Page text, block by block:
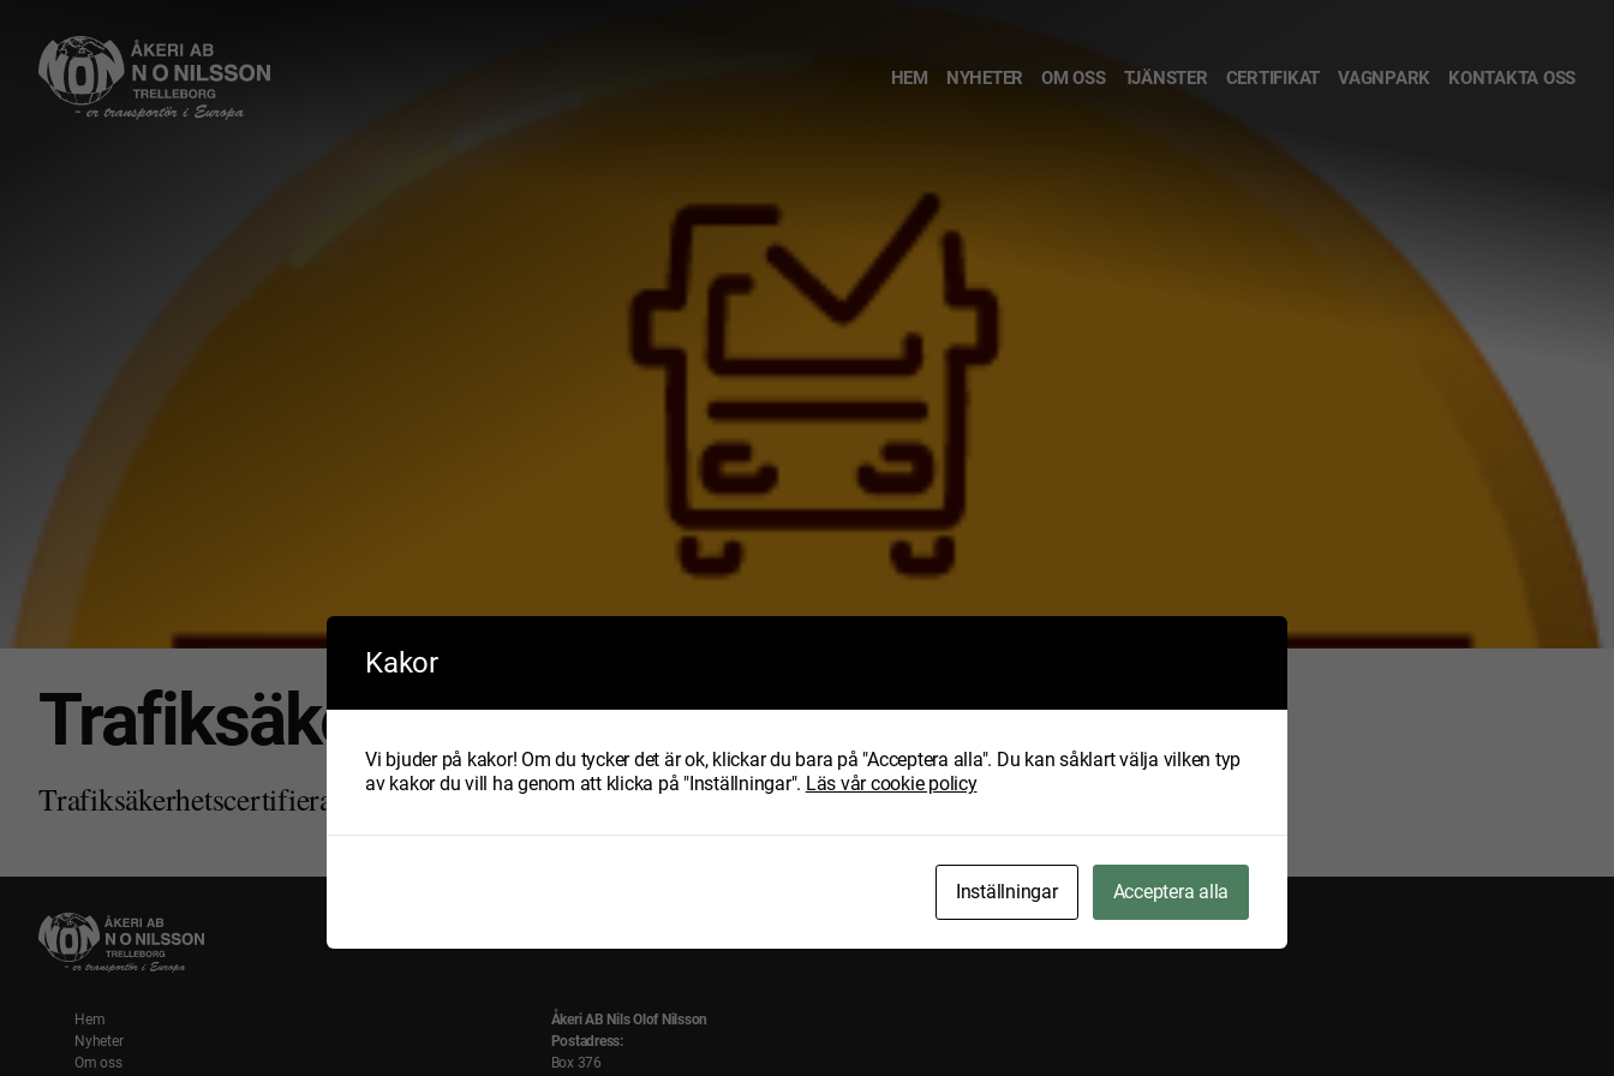
HEM NYHETER OM OSS TJÄNSTER CERTIFIKAT VAGNPARK KONTAKTA OSS
Trafiksäkerhets­certifierad
Trafiksäkerhetscertifierad
Hem
Nyheter
Om oss
Åkeri AB Nils Olof Nilsson
Postadress:
Box 376
Kakor
Vi bjuder på kakor! Om du tycker det är ok, klickar du bara på "Acceptera alla". Du kan såklart välja vilken typ
av kakor du vill ha genom att klicka på "Inställningar". Läs vår cookie policy
Inställningar Acceptera alla